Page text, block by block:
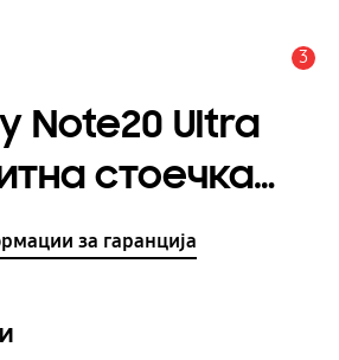
3
Note20 Ultra
стоечка
за гаранција